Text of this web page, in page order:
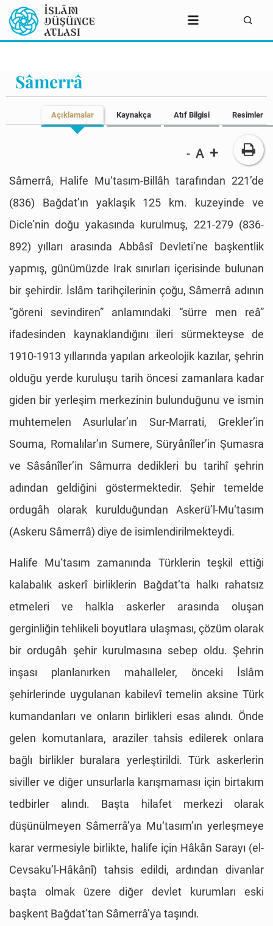
Sâmerrâ
Açıklamalar Kaynakça Atıf Bilgisi Resimler
- A +
Sâmerrâ, Halife Mu‘tasım-Billâh tarafından 221’de
(836) Bağdat’ın yaklaşık 125 km. kuzeyinde ve
Dicle’nin doğu yakasında kurulmuş, 221-279 (836-
892) yılları arasında Abbâsî Devleti’ne başkentlik
yapmış, günümüzde Irak sınırları içerisinde bulunan
bir şehirdir. İslâm tarihçilerinin çoğu, Sâmerrâ adının
“göreni sevindiren” anlamındaki “sürre men reâ”
ifadesinden kaynaklandığını ileri sürmekteyse de
1910-1913 yıllarında yapılan arkeolojik kazılar, şehrin
olduğu yerde kuruluşu tarih öncesi zamanlara kadar
giden bir yerleşim merkezinin bulunduğunu ve ismin
muhtemelen Asurlular’ın Sur-Marrati, Grekler’in
Souma, Romalılar’ın Sumere, Süryânîler’in Şumasra
ve Sâsânîler’in Sâmurra dedikleri bu tarihî şehrin
adından geldiğini göstermektedir. Şehir temelde
ordugâh olarak kurulduğundan Askerü’l-Mu‘tasım
(Askeru Sâmerrâ) diye de isimlendirilmekteydi.
Halife Mu‘tasım zamanında Türklerin teşkil ettiği
kalabalık askerî birliklerin Bağdat’ta halkı rahatsız
etmeleri ve halkla askerler arasında oluşan
gerginliğin tehlikeli boyutlara ulaşması, çözüm olarak
bir ordugâh şehir kurulmasına sebep oldu. Şehrin
inşası planlanırken mahalleler, önceki İslâm
şehirlerinde uygulanan kabilevî temelin aksine Türk
kumandanları ve onların birlikleri esas alındı. Önde
gelen komutanlara, araziler tahsis edilerek onlara
bağlı birlikler buralara yerleştirildi. Türk askerlerin
siviller ve diğer unsurlarla karışmaması için birtakım
tedbirler alındı. Başta hilafet merkezi olarak
düşünülmeyen Sâmerrâ’ya Mu‘tasım’ın yerleşmeye
karar vermesiyle birlikte, halife için Hâkân Sarayı (el-
Cevsaku’l-Hâkânî) tahsis edildi, ardından divanlar
başta olmak üzere diğer devlet kurumları eski
başkent Bağdat’tan Sâmerrâ’ya taşındı.